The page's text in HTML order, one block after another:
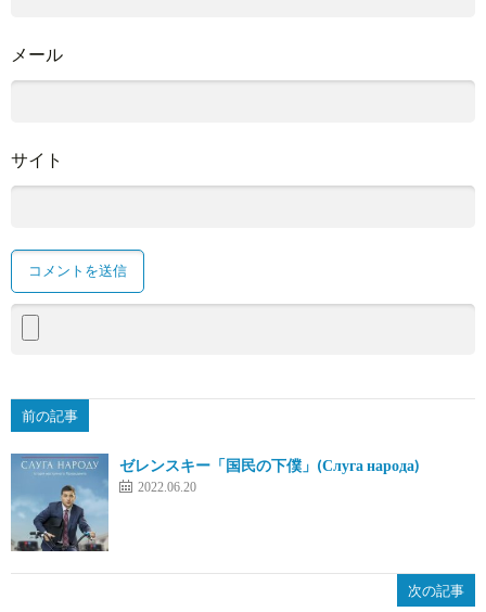
メール
サイト
前の記事
ゼレンスキー「国民の下僕」(Слуга народа)
2022.06.20
次の記事